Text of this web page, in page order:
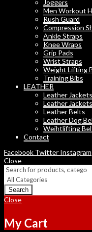
Joggers
Men Workout
Rush Guard
Compression
Ankle Straps
Knee Wraps
Grip Pads
Wrist Straps
Weight Lifting
Training Bibs
LEATHER
Leather
Leather
Leather Belts
Leather Dog
Weihtlifting
Contact
Facebook Twitter Instagram
Close
Search
Close
My Cart